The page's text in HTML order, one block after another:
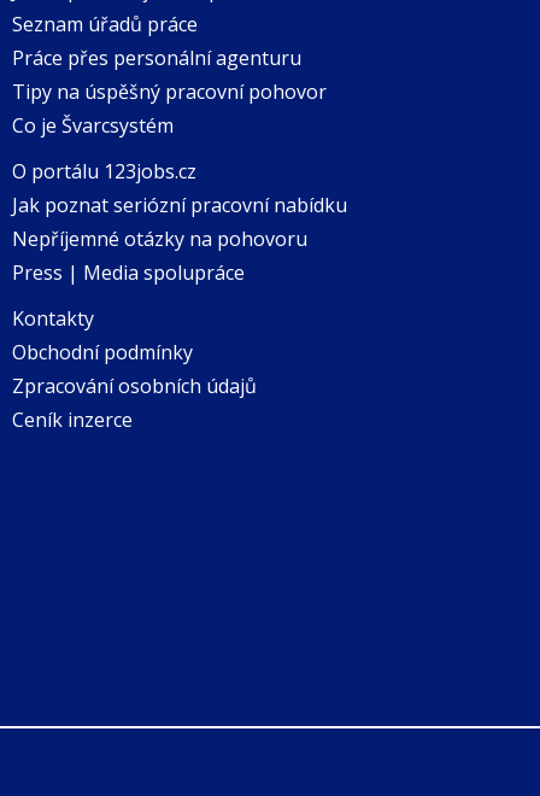
Seznam úřadů práce
Práce přes personální agenturu
Tipy na úspěšný pracovní pohovor
Co je Švarcsystém
O portálu 123jobs.cz
Jak poznat seriózní pracovní nabídku
Nepříjemné otázky na pohovoru
Press | Media spolupráce
Kontakty
Obchodní podmínky
Zpracování osobních údajů
Ceník inzerce